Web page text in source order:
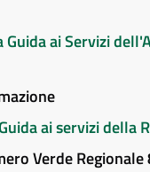
ai Servizi
ai servizi della
Verde